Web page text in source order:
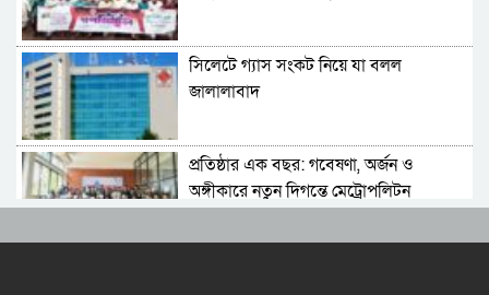
সিলেটে গ্যাস সংকট নিয়ে যা বলল
জালালাবাদ
প্রতিষ্ঠার এক বছর: গবেষণা, অর্জন ও
অঙ্গীকারে নতুন দিগন্তে মেট্রোপলিটন